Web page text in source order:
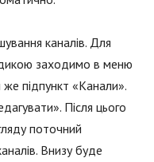
каналів. Для
заходимо в меню
підпункт «Канали».
Після цього
поточний
Внизу буде